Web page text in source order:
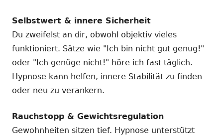
Selbstwert & innere Sicherheit
Du zweifelst an dir, obwohl objektiv vieles
funktioniert. Sätze wie "Ich bin nicht gut genug!"
oder "Ich genüge nicht!" höre ich fast täglich.
Hypnose kann helfen, innere Stabilität zu finden
oder neu zu verankern.
Rauchstopp & Gewichtsregulation
Gewohnheiten sitzen tief. Hypnose unterstützt